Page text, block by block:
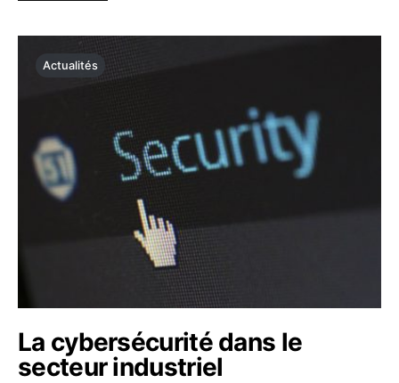
Actualités
La cybersécurité dans le
secteur industriel